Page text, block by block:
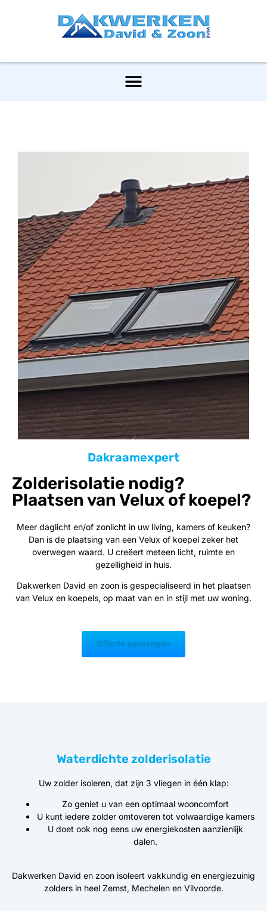
Dakraamexpert
Zolderisolatie nodig?
Plaatsen van Velux of koepel?
Meer daglicht en/of zonlicht in uw living, kamers of keuken?
Dan is de plaatsing van een Velux of koepel zeker het
overwegen waard. U creëert meteen licht, ruimte en
gezelligheid in huis.
Dakwerken David en zoon is gespecialiseerd in het plaatsen
van Velux en koepels, op maat van en in stijl met uw woning.
Offerte aanvragen
Waterdichte zolderisolatie
Uw zolder isoleren, dat zijn 3 vliegen in één klap:
Zo geniet u van een optimaal wooncomfort
U kunt iedere zolder omtoveren tot volwaardige kamers
U doet ook nog eens uw energiekosten aanzienlijk
dalen.
Dakwerken David en zoon isoleert vakkundig en energiezuinig
zolders in heel Zemst, Mechelen en Vilvoorde.